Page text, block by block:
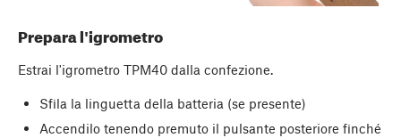
Prepara l'igrometro
Estrai l'igrometro TPM40 dalla confezione.
Sfila la linguetta della batteria (se presente)
Accendilo tenendo premuto il pulsante posteriore finché